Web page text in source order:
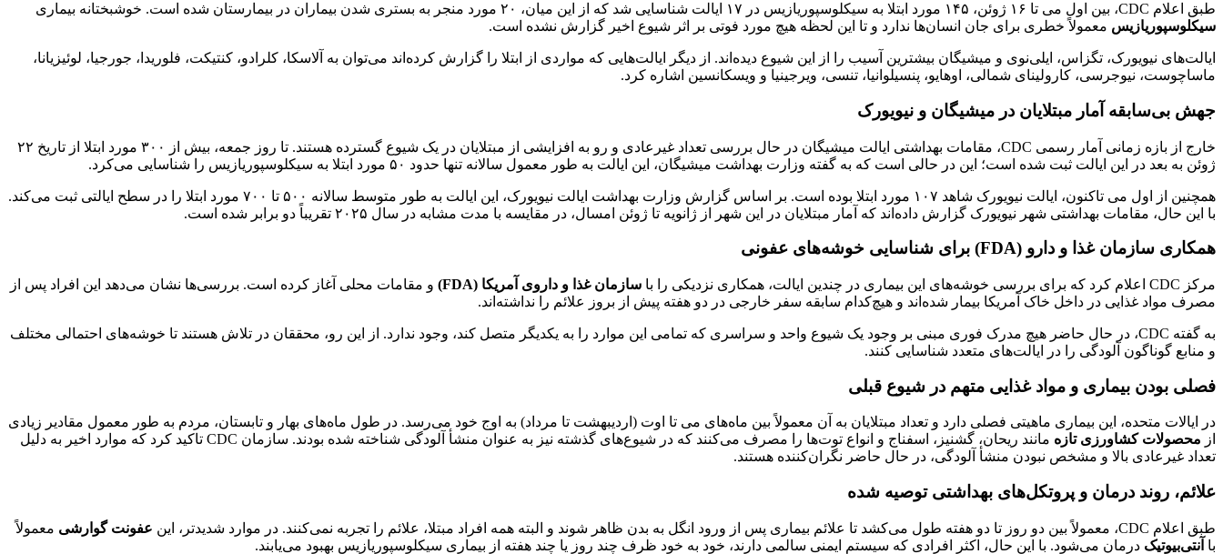
طبق اعلام CDC، بین اول می تا ۱۶ ژوئن، ۱۴۵ مورد ابتلا به سیکلوسپوریازیس در ۱۷ ایالت شناسایی شد که از این میان، ۲۰ مورد منجر به بستری شدن بیماران در بیمارستان شده است. خوشبختانه بیماری
سیکلوسپوریازیس معمولاً خطری برای جان انسان‌ها ندارد و تا این لحظه هیچ مورد فوتی بر اثر شیوع اخیر گزارش نشده است.
ایالت‌های نیویورک، تگزاس، ایلی‌نوی و میشیگان بیشترین آسیب را از این شیوع دیده‌اند. از دیگر ایالت‌هایی که مواردی از ابتلا را گزارش کرده‌اند می‌توان به آلاسکا، کلرادو، کنتیکت، فلوریدا، جورجیا، لوئیزیانا،
ماساچوست، نیوجرسی، کارولینای شمالی، اوهایو، پنسیلوانیا، تنسی، ویرجینیا و ویسکانسین اشاره کرد.
جهش بی‌سابقه آمار مبتلایان در میشیگان و نیویورک
خارج از بازه زمانی آمار رسمی CDC، مقامات بهداشتی ایالت میشیگان در حال بررسی تعداد غیرعادی و رو به افزایشی از مبتلایان در یک شیوع گسترده هستند. تا روز جمعه، بیش از ۳۰۰ مورد ابتلا از تاریخ ۲۲
ژوئن به بعد در این ایالت ثبت شده است؛ این در حالی است که به گفته وزارت بهداشت میشیگان، این ایالت به طور معمول سالانه تنها حدود ۵۰ مورد ابتلا به سیکلوسپوریازیس را شناسایی می‌کرد.
همچنین از اول می تاکنون، ایالت نیویورک شاهد ۱۰۷ مورد ابتلا بوده است. بر اساس گزارش وزارت بهداشت ایالت نیویورک، این ایالت به طور متوسط سالانه ۵۰۰ تا ۷۰۰ مورد ابتلا را در سطح ایالتی ثبت می‌کند.
با این حال، مقامات بهداشتی شهر نیویورک گزارش داده‌اند که آمار مبتلایان در این شهر از ژانویه تا ژوئن امسال، در مقایسه با مدت مشابه در سال ۲۰۲۵ تقریباً دو برابر شده است.
همکاری سازمان غذا و دارو (FDA) برای شناسایی خوشه‌های عفونی
مرکز CDC اعلام کرد که برای بررسی خوشه‌های این بیماری در چندین ایالت، همکاری نزدیکی را با سازمان غذا و داروی آمریکا (FDA)
و مقامات محلی آغاز کرده است. بررسی‌ها نشان می‌دهد این افراد پس از
مصرف مواد غذایی در داخل خاک آمریکا بیمار شده‌اند و هیچ‌کدام سابقه سفر خارجی در دو هفته پیش از بروز علائم را نداشته‌اند.
به گفته CDC، در حال حاضر هیچ مدرک فوری مبنی بر وجود یک شیوع واحد و سراسری که تمامی این موارد را به یکدیگر متصل کند، وجود ندارد. از این رو، محققان در تلاش هستند تا خوشه‌های احتمالی مختلف
و منابع گوناگون آلودگی را در ایالت‌های متعدد شناسایی کنند.
فصلی بودن بیماری و مواد غذایی متهم در شیوع قبلی
در ایالات متحده، این بیماری ماهیتی فصلی دارد و تعداد مبتلایان به آن معمولاً بین ماه‌های می تا اوت (اردیبهشت تا مرداد) به اوج خود می‌رسد. در طول ماه‌های بهار و تابستان، مردم به طور معمول مقادیر زیادی
از محصولات کشاورزی تازه
مانند ریحان، گشنیز، اسفناج و انواع توت‌ها را مصرف می‌کنند که در شیوع‌های گذشته نیز به عنوان منشأ آلودگی شناخته شده بودند. سازمان CDC تاکید کرد که موارد اخیر به دلیل
تعداد غیرعادی بالا و مشخص نبودن منشأ آلودگی، در حال حاضر نگران‌کننده هستند.
علائم، روند درمان و پروتکل‌های بهداشتی توصیه شده
طبق اعلام CDC، معمولاً بین دو روز تا دو هفته طول می‌کشد تا علائم بیماری پس از ورود انگل به بدن ظاهر شوند و البته همه افراد مبتلا، علائم را تجربه نمی‌کنند. در موارد شدیدتر، این عفونت گوارشی معمولاً
با آنتی‌بیوتیک درمان می‌شود. با این حال، اکثر افرادی که سیستم ایمنی سالمی دارند، خود به خود ظرف چند روز یا چند هفته از بیماری سیکلوسپوریازیس بهبود می‌یابند.